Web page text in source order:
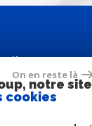
On en reste là
notre site
cookies